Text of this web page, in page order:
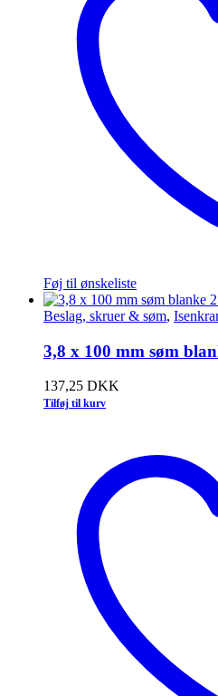
Føj til ønskeliste
Beslag, skruer & søm,
3,8 x 100 mm søm
137,25 DKK
Tilføj til kurv